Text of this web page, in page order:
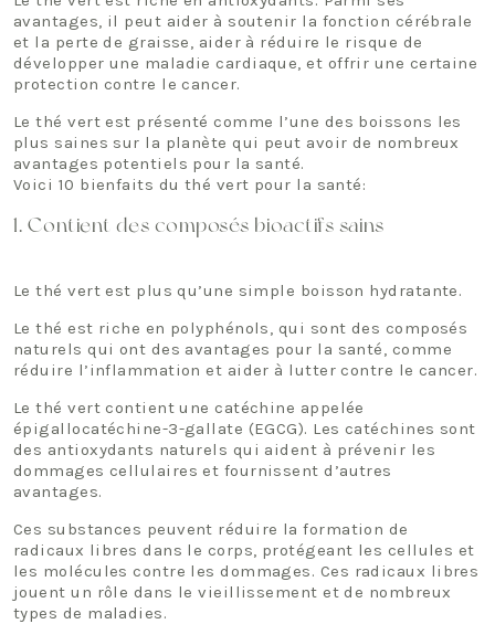
avantages, il peut aider à soutenir la fonction cérébrale
et la perte de graisse, aider à réduire le risque de
développer une maladie cardiaque, et offrir une certaine
protection contre le cancer.
Le thé vert est présenté comme l’une des boissons les
plus saines sur la planète qui peut avoir de nombreux
avantages potentiels pour la santé.
Voici 10 bienfaits du thé vert pour la santé:
1. Contient des composés bioactifs sains
Le thé vert est plus qu’une simple boisson hydratante.
Le thé est riche en polyphénols, qui sont des composés
naturels qui ont des avantages pour la santé, comme
réduire l’inflammation et aider à lutter contre le cancer.
Le thé vert contient une catéchine appelée
épigallocatéchine-3-gallate (EGCG). Les catéchines sont
des antioxydants naturels qui aident à prévenir les
dommages cellulaires et fournissent d’autres
avantages.
Ces substances peuvent réduire la formation de
radicaux libres dans le corps, protégeant les cellules et
les molécules contre les dommages. Ces radicaux libres
jouent un rôle dans le vieillissement et de nombreux
types de maladies.